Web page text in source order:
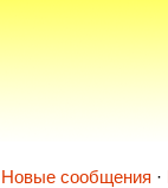
Новые сообщения ·